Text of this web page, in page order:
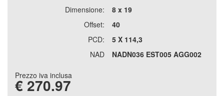
Dimensione:
8 x 19
Offset:
40
PCD:
5 X 114,3
NAD
NADN036 EST005 AGG002
Prezzo iva inclusa
€ 270.97